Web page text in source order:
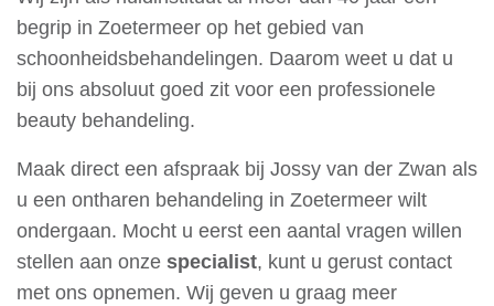
begrip in Zoetermeer op het gebied van
schoonheidsbehandelingen. Daarom weet u dat u
bij ons absoluut goed zit voor een professionele
beauty behandeling.
Maak direct een afspraak bij Jossy van der Zwan als
u een ontharen behandeling in Zoetermeer wilt
ondergaan. Mocht u eerst een aantal vragen willen
stellen aan onze specialist, kunt u gerust contact
met ons opnemen. Wij geven u graag meer